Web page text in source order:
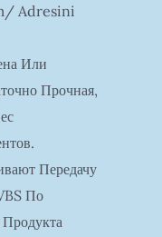
Adresini
Или
Прочная,
Передачу
По